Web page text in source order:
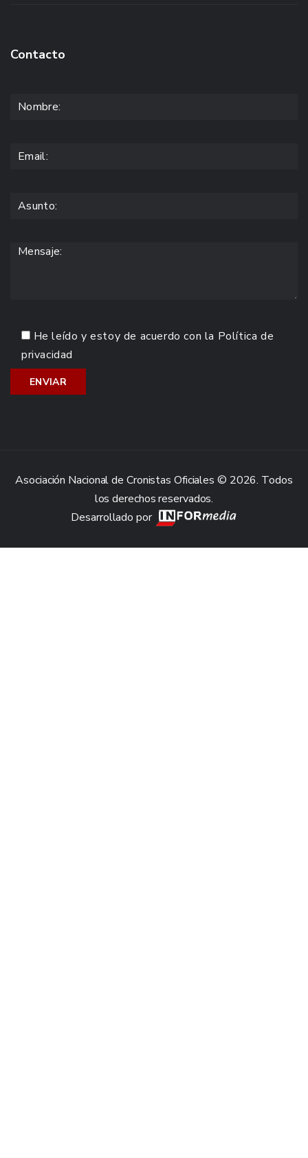
Contacto
He leído y estoy de acuerdo con la Política de
privacidad
Asociación Nacional de Cronistas Oficiales © 2026. Todos
los derechos reservados.
Desarrollado por